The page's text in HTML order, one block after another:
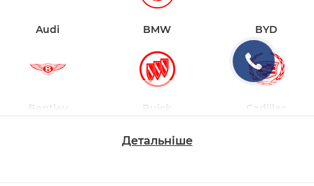
Audi BMW BYD
Bentley Buick Cadillac
Детальніше